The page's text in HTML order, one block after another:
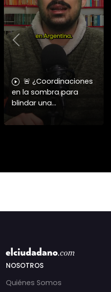
🚨 ¿Coordinaciones
en la sombra para
blindar una
candidatura
presidencial? Nuevos
Previous
NOSOTROS
Quiénes Somos